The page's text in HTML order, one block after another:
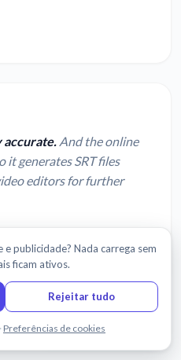
accurate. And the online
it generates SRT files
editors for further
Fale connosco
publicidade? Nada carrega sem
ficam ativos.
Rejeitar tudo
· Preferências de cookies